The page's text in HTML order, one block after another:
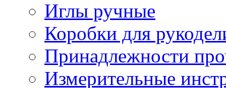
Иглы ручные
Коробки для
Принадлежности
Измерительные